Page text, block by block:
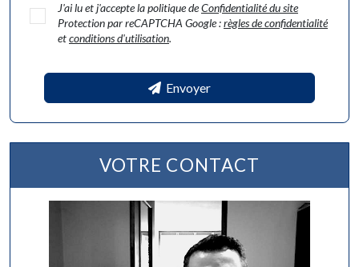
J'ai lu et j'accepte la politique deConfidentialité du site
Protection par reCAPTCHA Google :règles de confidentialité
etconditions d'utilisation.
Envoyer
VOTRE CONTACT